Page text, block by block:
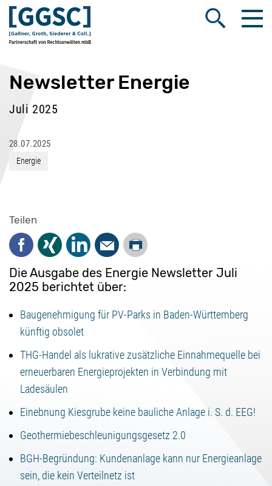
Suche öffnen
Newsletter Energie
Juli 2025
28.07.2025
Energie
Teilen
Facebook
Xing LinkedInMail Drucken
Die Ausgabe des Energie Newsletter Juli
2025 berichtet über:
Baugenehmigung für PV-Parks in Baden-Württemberg
künftig obsolet
THG-Handel als lukrative zusätzliche Einnahmequelle bei
erneuerbaren Energieprojekten in Verbindung mit
Ladesäulen
Einebnung Kiesgrube keine bauliche Anlage i. S. d. EEG!
Geothermiebeschleunigungsgesetz 2.0
BGH-Begründung: Kundenanlage kann nur Energieanlage
sein, die kein Verteilnetz ist